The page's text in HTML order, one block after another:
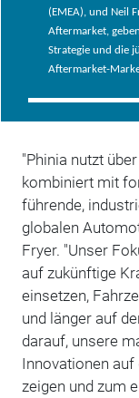
(EMEA), und Neil
Aftermarket,
Strategie und die
Aftermarket-
"Phinia nutzt
kombiniert mit
führende,
globalen
Fryer. "Unser
auf zukünftige
einsetzen,
und länger auf
darauf, unsere
Innovationen
zeigen und zum